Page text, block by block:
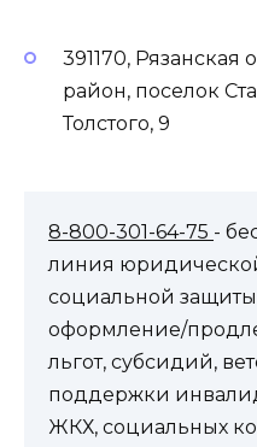
391170, Рязанская
район, поселок
Толстого, 9
8-800-301-64-75 -
линия
социальной
оформление/
льгот, субсидий,
поддержки
ЖКХ, социальных